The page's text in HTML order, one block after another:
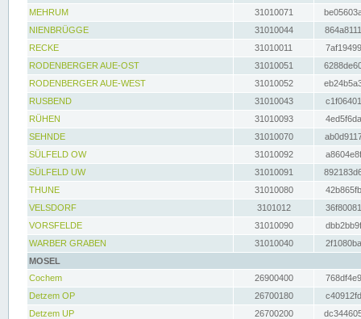
MEHRUM
31010071
NIENBRÜGGE
31010044
RECKE
31010011
RODENBERGER AUE-OST
31010051
RODENBERGER AUE-WEST
31010052
RUSBEND
31010043
RÜHEN
31010093
SEHNDE
31010070
SÜLFELD OW
31010092
SÜLFELD UW
31010091
THUNE
31010080
VELSDORF
3101012
VORSFELDE
31010090
WARBER GRABEN
31010040
MOSEL
Cochem
26900400
Detzem OP
26700180
Detzem UP
26700200